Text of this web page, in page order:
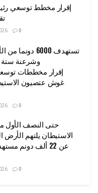
إقرار مخطط توسعي
0
تستهدف 6000
وشرعنة
إقرار مخططات
غوش عتصيون
0
الاستيطان يلتهم الأرض
0